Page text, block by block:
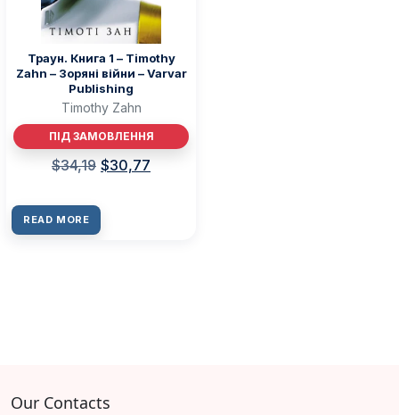
Траун. Книга 1 – Timothy
Zahn – Зоряні війни – Varvar
Publishing
Timothy Zahn
ПІД ЗАМОВЛЕННЯ
$34,19 $30,77
READ MORE
Our Contacts